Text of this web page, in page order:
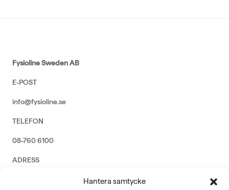
Hantera samtycke
Fysioline Sweden AB
E-POST
info@fysioline.se
TELEFON
08-760 6100
ADRESS
Rosendalsvägen 18b, SE-14143 Huddinge
VERKSAMHETSOMRÅDEN